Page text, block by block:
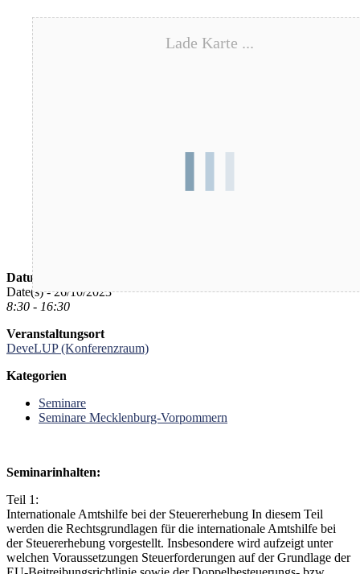
Lade Karte ...
Datum/Zeit
Date(s) - 26/10/2023
8:30 - 16:30
Veranstaltungsort
DeveLUP (Konferenzraum)
Kategorien
Seminare
Seminare Mecklenburg-Vorpommern
Seminarinhalten:
Teil 1:
Internationale Amtshilfe bei der Steuererhebung In diesem Teil
werden die Rechtsgrundlagen für die internationale Amtshilfe bei
der Steuererhebung vorgestellt. Insbesondere wird aufzeigt unter
welchen Voraussetzungen Steuerforderungen auf der Grundlage der